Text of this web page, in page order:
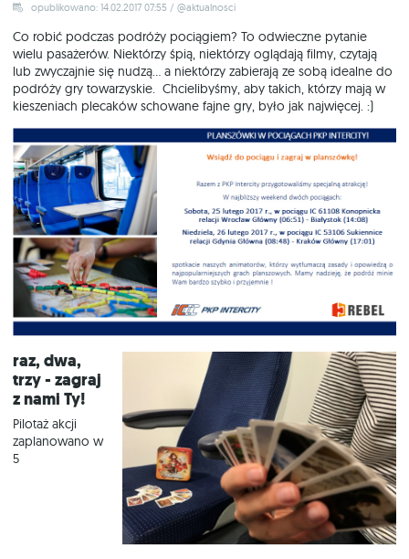
opublikowano: 14.02.2017 07:55 / @aktualnosci
Co robić podczas podróży pociągiem? To odwieczne pytanie
wielu pasażerów. Niektórzy śpią, niektórzy oglądają filmy, czytają
lub zwyczajnie się nudzą... a niektórzy zabierają ze sobą idealne do
podróży gry towarzyskie. Chcielibyśmy, aby takich, którzy mają w
kieszeniach plecaków schowane fajne gry, było jak najwięcej. :)
Raz, dwa,
trzy - zagraj
z nami Ty!
Pilotaż akcji
zaplanowano w
5